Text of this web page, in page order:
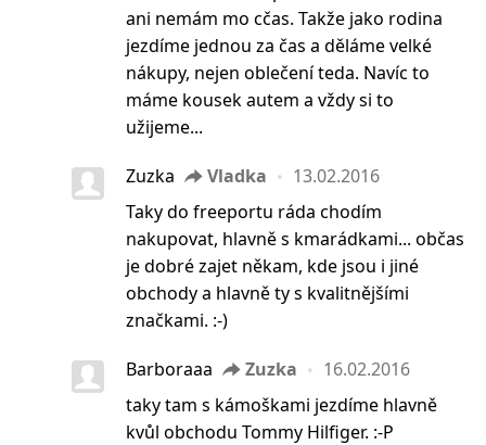
ani nemám mo cčas. Takže jako rodina
jezdíme jednou za čas a děláme velké
nákupy, nejen oblečení teda. Navíc to
máme kousek autem a vždy si to
užijeme...
Zuzka Vladka
13.02.2016
Taky do freeportu ráda chodím
nakupovat, hlavně s kmarádkami... občas
je dobré zajet někam, kde jsou i jiné
obchody a hlavně ty s kvalitnějšími
značkami. :-)
Barboraaa Zuzka
16.02.2016
taky tam s kámoškami jezdíme hlavně
kvůl obchodu Tommy Hilfiger. :-P